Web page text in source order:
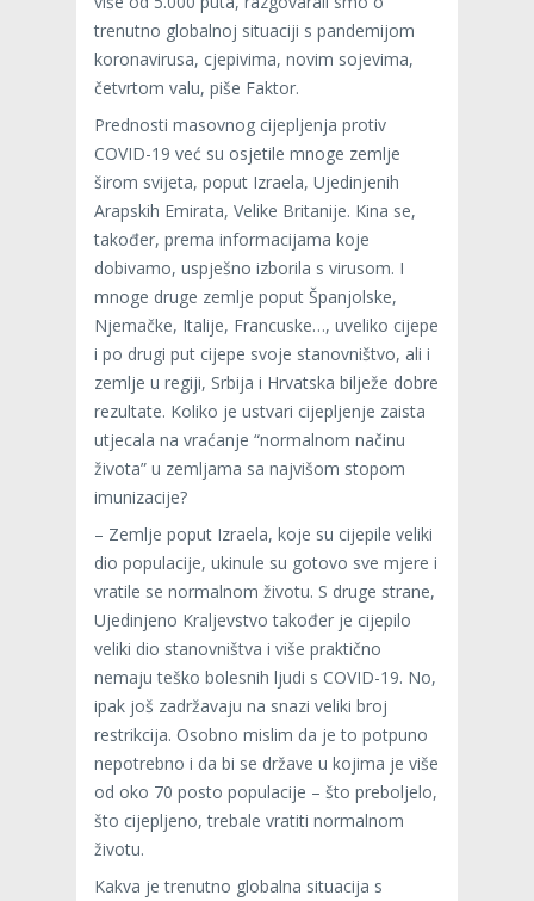
trenutno globalnoj situaciji s pandemijom
koronavirusa, cjepivima, novim sojevima,
četvrtom valu, piše Faktor.
Prednosti masovnog cijepljenja protiv
COVID-19 već su osjetile mnoge zemlje
širom svijeta, poput Izraela, Ujedinjenih
Arapskih Emirata, Velike Britanije. Kina se,
također, prema informacijama koje
dobivamo, uspješno izborila s virusom. I
mnoge druge zemlje poput Španjolske,
Njemačke, Italije, Francuske…, uveliko cijepe
i po drugi put cijepe svoje stanovništvo, ali i
zemlje u regiji, Srbija i Hrvatska bilježe dobre
rezultate. Koliko je ustvari cijepljenje zaista
utjecala na vraćanje “normalnom načinu
života” u zemljama sa najvišom stopom
imunizacije?
– Zemlje poput Izraela, koje su cijepile veliki
dio populacije, ukinule su gotovo sve mjere i
vratile se normalnom životu. S druge strane,
Ujedinjeno Kraljevstvo također je cijepilo
veliki dio stanovništva i više praktično
nemaju teško bolesnih ljudi s COVID-19. No,
ipak još zadržavaju na snazi veliki broj
restrikcija. Osobno mislim da je to potpuno
nepotrebno i da bi se države u kojima je više
od oko 70 posto populacije – što preboljelo,
što cijepljeno, trebale vratiti normalnom
životu.
Kakva je trenutno globalna situacija s